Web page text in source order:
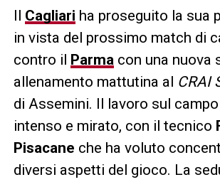
Il Cagliari ha proseguito la sua
in vista del prossimo match di
contro il Parmacon una nuova
allenamento mattutina al CRAI
di Assemini. Il lavoro sul
intenso e mirato, con il tecnico
Pisacane che ha voluto
diversi aspetti del gioco. La